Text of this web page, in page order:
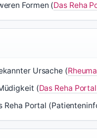
Formen (Das Reha
Ursache (
(Das Reha
Reha Portal